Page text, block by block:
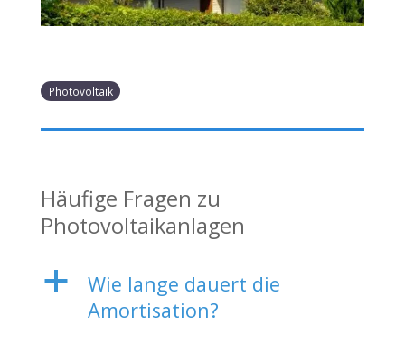
Photovoltaik
Häufige Fragen zu
Photovoltaikanlagen
a
Wie lange dauert die
Amortisation?